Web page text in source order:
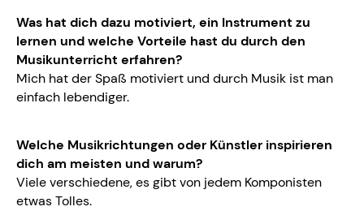
Was hat dich dazu motiviert, ein Instrument zu
lernen und welche Vorteile hast du durch den
Musikunterricht erfahren?
Mich hat der Spaß motiviert und durch Musik ist man
einfach lebendiger.
Welche Musikrichtungen oder Künstler inspirieren
dich am meisten und warum?
Viele verschiedene, es gibt von jedem Komponisten
etwas Tolles.